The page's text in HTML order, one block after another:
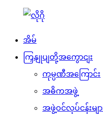
အိမ်
ကြှနျုပျတို့အကွောငျး
ကုမ္ပဏီအကြောင်း
အဓိကအဖွဲ့
အဖွဲ့ဝင်လုပ်ငန်းမျာ